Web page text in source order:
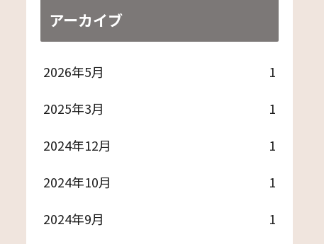
アーカイブ
2026年5月
1
2025年3月
1
2024年12月
1
2024年10月
1
2024年9月
1